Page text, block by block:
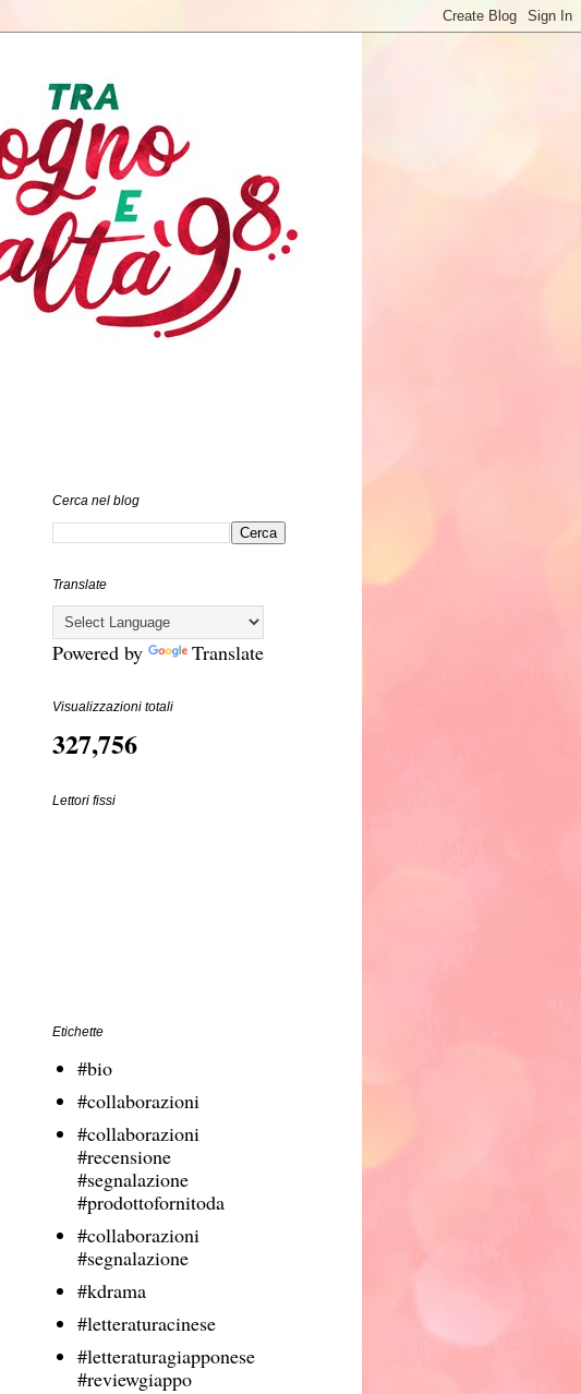
Cerca nel blog
Translate
Powered by Translate
Visualizzazioni totali
327,756
Lettori fissi
Etichette
#bio
#collaborazioni
#collaborazioni
#recensione
#segnalazione
#prodottofornitoda
#collaborazioni
#segnalazione
#kdrama
#letteraturacinese
#letteraturagiapponese
#reviewgiappo